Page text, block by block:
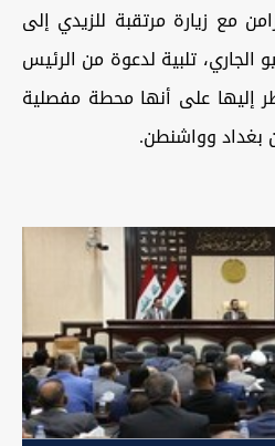
مع زيارة مرتقبة للزيدي إلى
تلبية لدعوة من الرئيس
إليها على أنها محطة مفصلية
بغداد وواشنطن.